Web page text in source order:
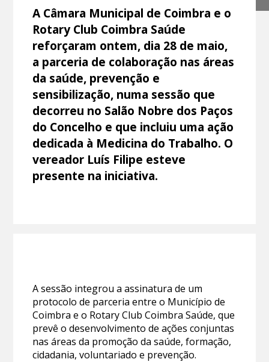
A Câmara Municipal de Coimbra e o
Rotary Club Coimbra Saúde
reforçaram ontem, dia 28 de maio,
a parceria de colaboração nas áreas
da saúde, prevenção e
sensibilização, numa sessão que
decorreu no Salão Nobre dos Paços
do Concelho e que incluiu uma ação
dedicada à Medicina do Trabalho. O
vereador Luís Filipe esteve
presente na iniciativa.
A sessão integrou a assinatura de um
protocolo de parceria entre o Município de
Coimbra e o Rotary Club Coimbra Saúde, que
prevê o desenvolvimento de ações conjuntas
nas áreas da promoção da saúde, formação,
cidadania, voluntariado e prevenção.